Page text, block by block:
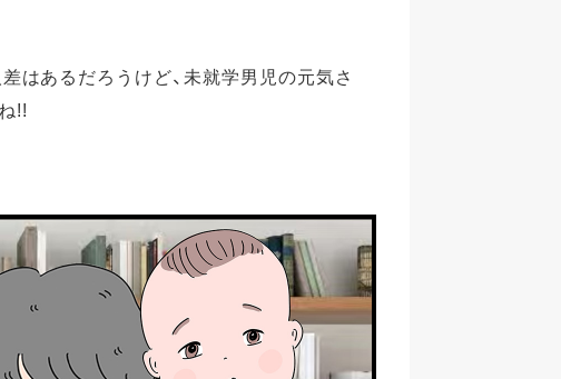
あるだろうけど、未就学男児の元気さ
!!